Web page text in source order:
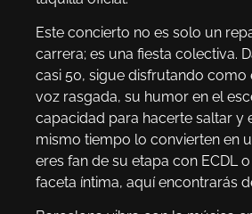
Este concierto no es solo un
carrera; es una fiesta colectiva.
casi 50, sigue disfrutando como
voz rasgada, su humor en el
capacidad para hacerte saltar y
mismo tiempo lo convierten en
eres fan de su etapa con ECDL
faceta íntima, aquí encontrarás